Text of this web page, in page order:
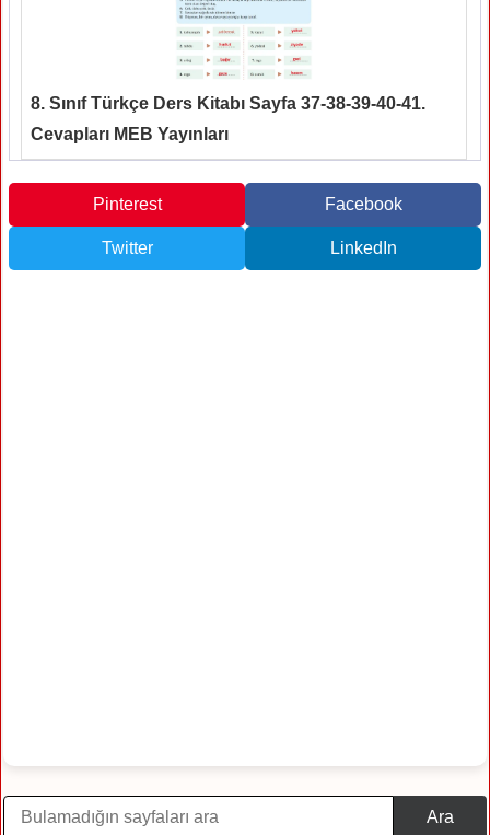
8. Sınıf Türkçe Ders Kitabı Sayfa 37-38-39-40-41.
Cevapları MEB Yayınları
Pinterest Facebook
Twitter LinkedIn
Ara